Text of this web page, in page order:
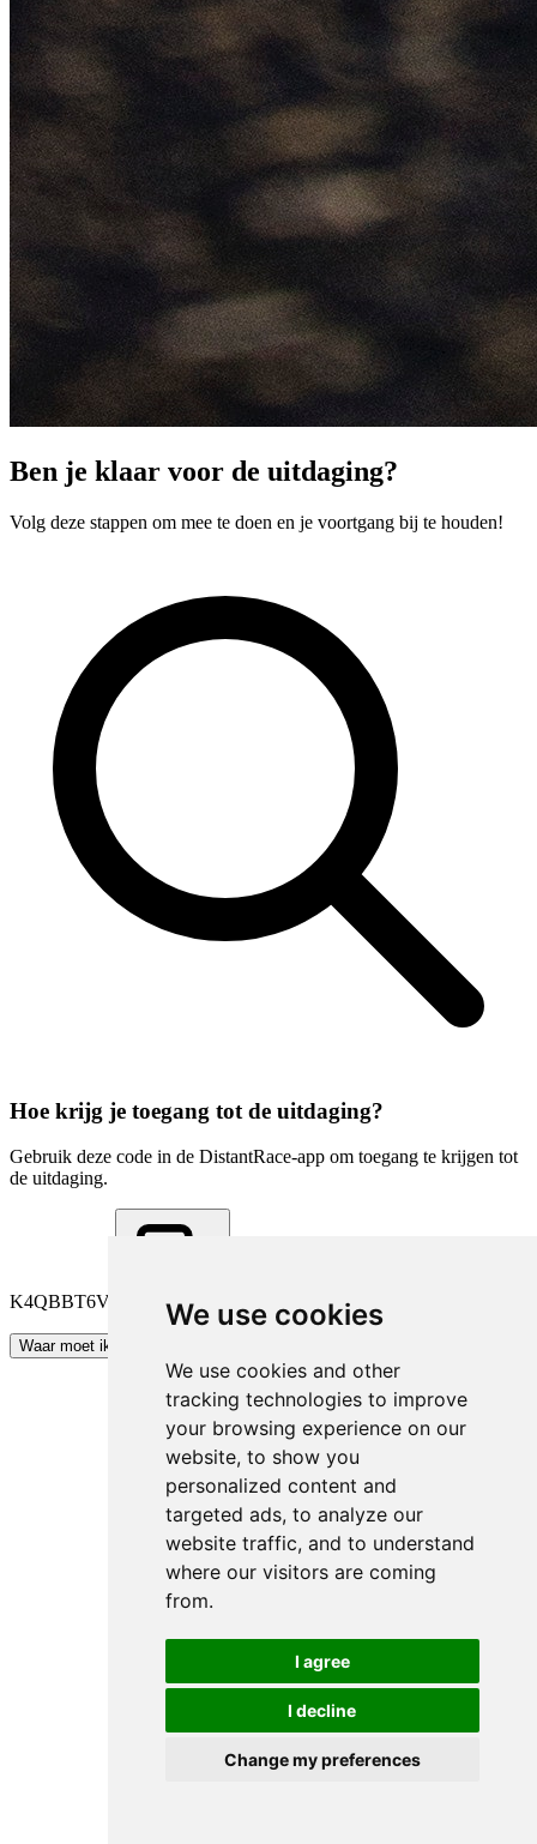
We use cookies
We use cookies and other
tracking technologies to improve
your browsing experience on our
website, to show you
personalized content and
targeted ads, to analyze our
website traffic, and to understand
where our visitors are coming
from.
I agree
I decline
Change my preferences
Ben je klaar voor de uitdaging?
Volg deze stappen om mee te doen en je voortgang bij te houden!
Hoe krijg je toegang tot de uitdaging?
Gebruik deze code in de DistantRace-app om toegang te krijgen tot
de uitdaging.
K4QBBT6V
Kopieer code
Waar moet ik het invoeren?